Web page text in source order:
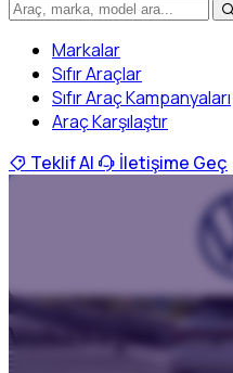
Markalar
Sıfır Araçlar
Sıfır Araç Kampanyaları
Araç Karşılaştır
Teklif Al
İletişime Geç
Volkswagen